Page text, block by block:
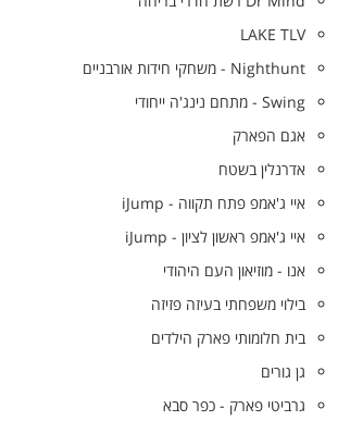
LAKE TLV
Nighthunt - משחקי חידות אורבניים
Swing - מתחם נינג'ה ייחודי
אגם הפארק
אדרנלין בשטח
איי ג'אמפ פתח תקווה - iJump
איי ג'אמפ ראשון לציון - iJump
אנו - מוזיאון העם היהודי
בילוי משפחתי בעיזה פזיזה
בית חלומותי פארק הילדים
גן גורים
גרביטי פארק - כפר סבא